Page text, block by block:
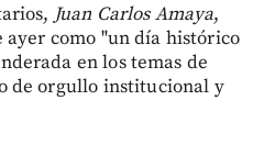
Juan Carlos Amaya,
como "un día histórico
en los temas de
de orgullo institucional y